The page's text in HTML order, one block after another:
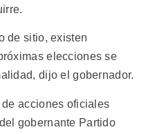
de sitio, existen
elecciones se
dijo el gobernador.
acciones oficiales
gobernante Partido